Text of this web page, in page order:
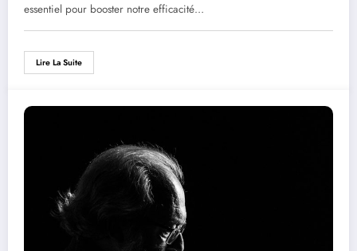
essentiel pour booster notre efficacité…
Lire La Suite